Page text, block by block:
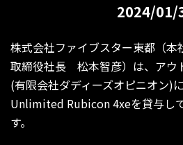
2024/01/
株式会社ファイブスター東都（
取締役社長 松本智彦）は、アウ
(有限会社ダディーズオピニオン)
Unlimited Rubicon 4xeを貸与し
す。